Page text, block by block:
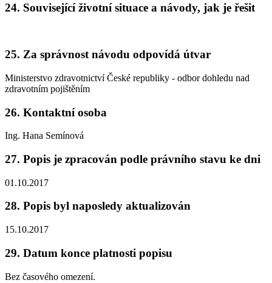
24. Související životní situace a návody, jak je řešit
25. Za správnost návodu odpovídá útvar
Ministerstvo zdravotnictví České republiky - odbor dohledu nad
zdravotním pojištěním
26. Kontaktní osoba
Ing. Hana Semínová
27. Popis je zpracován podle právního stavu ke dni
01.10.2017
28. Popis byl naposledy aktualizován
15.10.2017
29. Datum konce platnosti popisu
Bez časového omezení.